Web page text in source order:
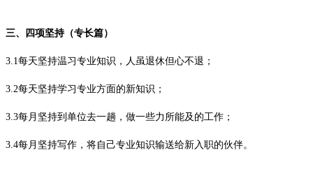
三、四项坚持（专长篇）
3.1 每天坚持温习专业知识，人虽退休但心不退；
3.2每天坚持学习专业方面的新知识；
3.3每月坚持到单位去一趟，做一些力所能及的工作；
3.4每月坚持写作，将自己专业知识输送给新入职的伙伴。